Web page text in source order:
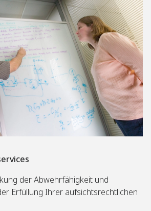
der Abwehrfähigkeit und
Erfüllung Ihrer aufsichtsrechtlichen